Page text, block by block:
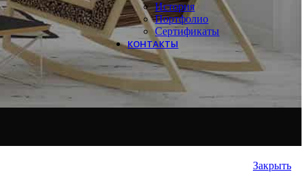
История
Портфолио
Сертификаты
КОНТАКТЫ
Закрыть